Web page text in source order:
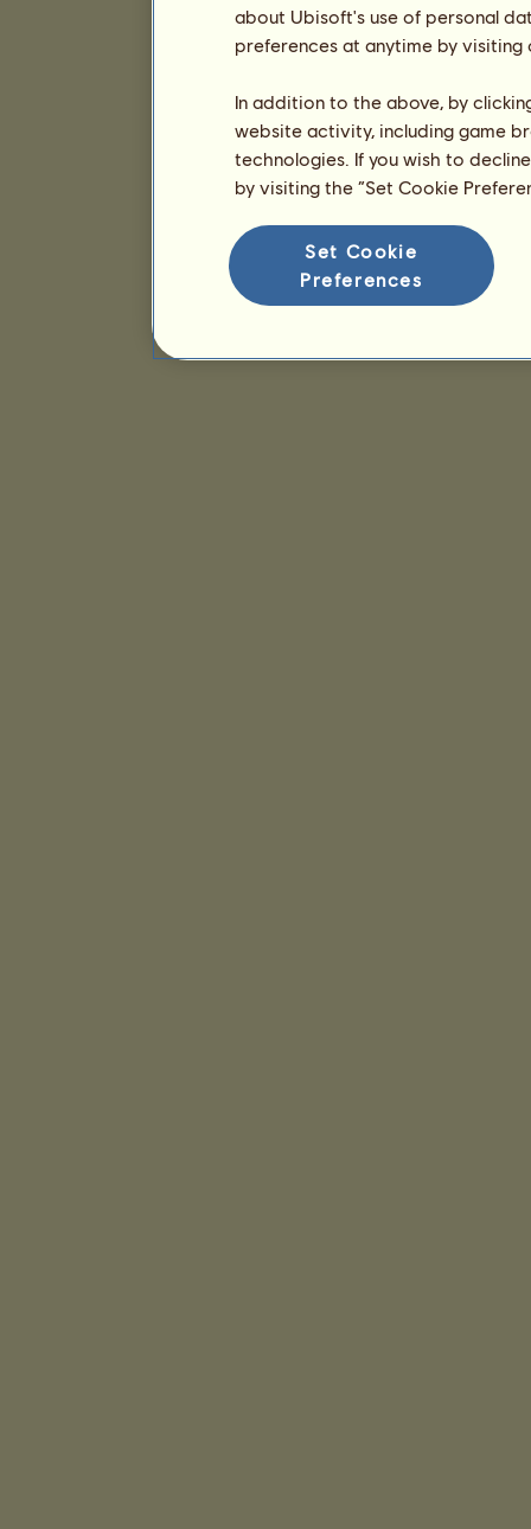
about Ubisoft's use of personal
preferences at anytime by
In addition to the above, by
website activity, including game
technologies. If you wish to
by visiting the “Set Cookie
Set Cookie
Preferences